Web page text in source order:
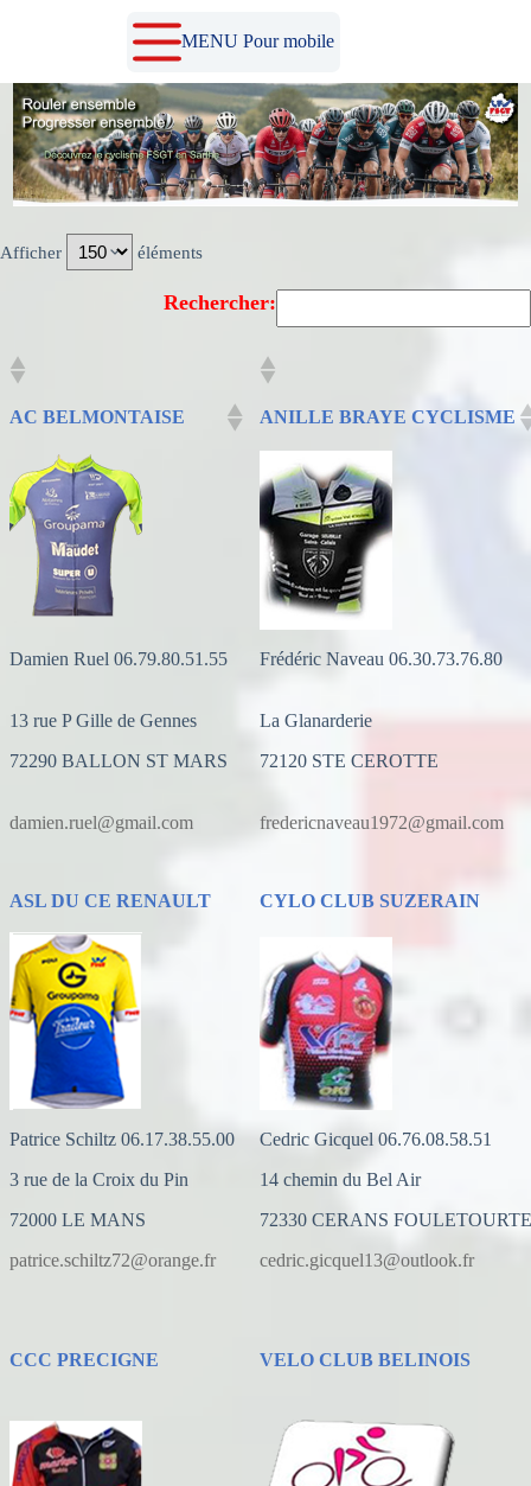
MENU Pour mobile
Afficher éléments
Rechercher:
AC BELMONTAISE ANILLE BRAYE CYCLISME
Damien Ruel 06.79.80.51.55 Frédéric Naveau 06.30.73.76.80
13 rue P Gille de Gennes
La Glanarderie
72290 BALLON ST MARS
72120 STE CEROTTE
damien.ruel@gmail.com fredericnaveau1972@gmail.com
ASL DU CE RENAULT CYLO CLUB SUZERAIN
Patrice Schiltz 06.17.38.55.00
Cedric Gicquel 06.76.08.58.51
3 rue de la Croix du Pin
14 chemin du Bel Air
72000 LE MANS
72330 CERANS FOULETOURTE
patrice.schiltz72@orange.fr
cedric.gicquel13@outlook.fr
CCC PRECIGNE VELO CLUB BELINOIS